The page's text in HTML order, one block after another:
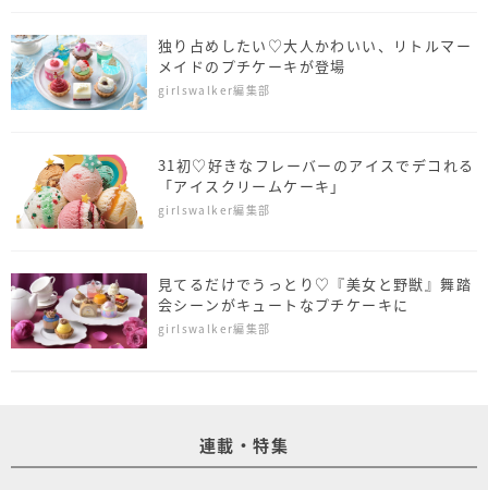
独り占めしたい♡大人かわいい、リトルマー
メイドのプチケーキが登場
girlswalker編集部
31初♡好きなフレーバーのアイスでデコれる
「アイスクリームケーキ」
girlswalker編集部
見てるだけでうっとり♡『美女と野獣』舞踏
会シーンがキュートなプチケーキに
girlswalker編集部
連載・特集